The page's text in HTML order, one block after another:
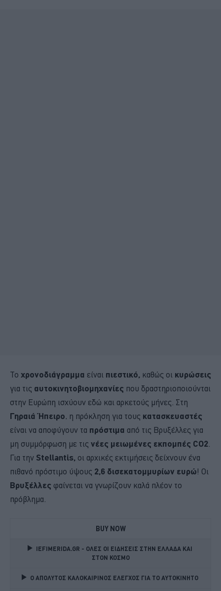
Το χρονοδιάγραμμα είναι πιεστικό, καθώς οι κυρώσεις
για τις αυτοκινητοβιομηχανίες που δραστηριοποιούνται
στην Ευρώπη ισχύουν εδώ και αρκετούς μήνες. Στη
Γηραιά Ήπειρο, η πρόκληση για τους κατασκευαστές
είναι να αποφύγουν τα πρόστιμα από τις Βρυξέλλες για
μη συμμόρφωση με τις νέες μειωμένες εκπομπές CO2.
Για την Stellantis, οι αρχικές εκτιμήσεις δείχνουν ένα
πιθανό πρόστιμο ύψους 2,6 δισεκατομμυρίων ευρώ! Οι
Βρυξέλλες φαίνεται να γνωρίζουν καλά πλέον το
πρόβλημα.
BUY NOW
IEFIMERIDA.GR - ΟΛΕΣ ΟΙ ΕΙΔΗΣΕΙΣ ΣΤΗΝ ΕΛΛΑΔΑ ΚΑΙ
ΣΤΟΝ ΚΟΣΜΟ
Ο ΑΠΟΛΥΤΟΣ ΚΑΛΟΚΑΙΡΙΝΟΣ ΕΛΕΓΧΟΣ ΓΙΑ ΤΟ ΑΥΤΟΚΙΝΗΤΟ